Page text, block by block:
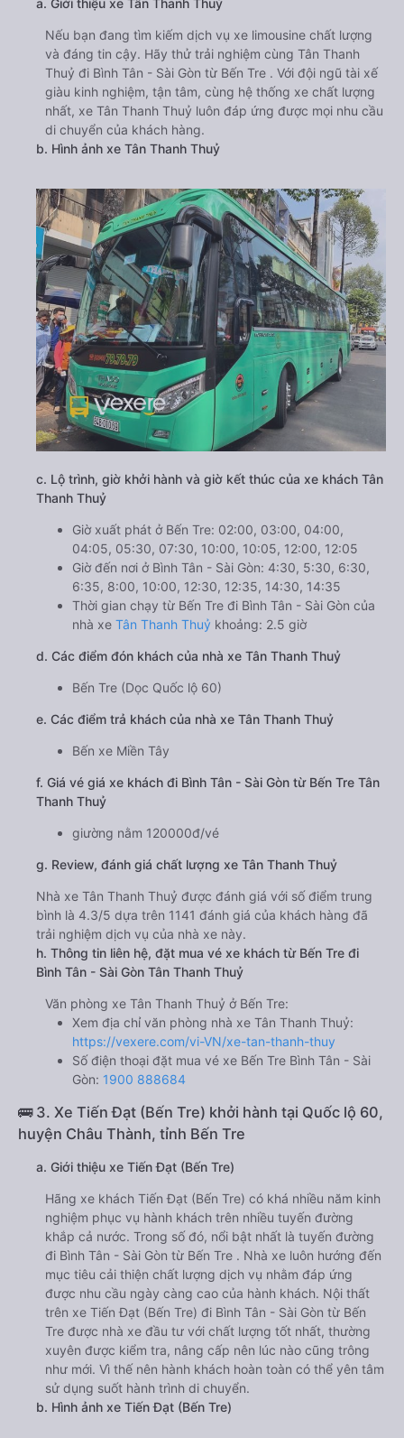
Nếu bạn đang tìm kiếm dịch vụ xe limousine chất lượng
và đáng tin cậy. Hãy thử trải nghiệm cùng Tân Thanh
Thuỷ đi Bình Tân - Sài Gòn từ Bến Tre . Với đội ngũ tài xế
giàu kinh nghiệm, tận tâm, cùng hệ thống xe chất lượng
nhất, xe Tân Thanh Thuỷ luôn đáp ứng được mọi nhu cầu
di chuyển của khách hàng.
b. Hình ảnh xe Tân Thanh Thuỷ
c. Lộ trình, giờ khởi hành và giờ kết thúc của xe khách Tân
Thanh Thuỷ
Giờ xuất phát ở Bến Tre: 02:00, 03:00, 04:00,
04:05, 05:30, 07:30, 10:00, 10:05, 12:00, 12:05
Giờ đến nơi ở Bình Tân - Sài Gòn: 4:30, 5:30, 6:30,
6:35, 8:00, 10:00, 12:30, 12:35, 14:30, 14:35
Thời gian chạy từ Bến Tre đi Bình Tân - Sài Gòn của
nhà xe Tân Thanh Thuỷ khoảng: 2.5 giờ
d. Các điểm đón khách của nhà xe Tân Thanh Thuỷ
Bến Tre (Dọc Quốc lộ 60)
e. Các điểm trả khách của nhà xe Tân Thanh Thuỷ
Bến xe Miền Tây
f. Giá vé giá xe khách đi Bình Tân - Sài Gòn từ Bến Tre Tân
Thanh Thuỷ
giường nằm 120000đ/vé
g. Review, đánh giá chất lượng xe Tân Thanh Thuỷ
Nhà xe Tân Thanh Thuỷ được đánh giá với số điểm trung
bình là 4.3/5 dựa trên 1141 đánh giá của khách hàng đã
trải nghiệm dịch vụ của nhà xe này.
h. Thông tin liên hệ, đặt mua vé xe khách từ Bến Tre đi
Bình Tân - Sài Gòn Tân Thanh Thuỷ
Văn phòng xe Tân Thanh Thuỷ ở Bến Tre:
Xem địa chỉ văn phòng nhà xe Tân Thanh Thuỷ:
https://vexere.com/vi-VN/xe-tan-thanh-thuy
Số điện thoại đặt mua vé xe Bến Tre Bình Tân - Sài
Gòn: 1900 888684
🚌 3. Xe Tiến Đạt (Bến Tre) khởi hành tại Quốc lộ 60,
huyện Châu Thành, tỉnh Bến Tre
a. Giới thiệu xe Tiến Đạt (Bến Tre)
Hãng xe khách Tiến Đạt (Bến Tre) có khá nhiều năm kinh
nghiệm phục vụ hành khách trên nhiều tuyến đường
khắp cả nước. Trong số đó, nổi bật nhất là tuyến đường
đi Bình Tân - Sài Gòn từ Bến Tre . Nhà xe luôn hướng đến
mục tiêu cải thiện chất lượng dịch vụ nhằm đáp ứng
được nhu cầu ngày càng cao của hành khách. Nội thất
trên xe Tiến Đạt (Bến Tre) đi Bình Tân - Sài Gòn từ Bến
Tre được nhà xe đầu tư với chất lượng tốt nhất, thường
xuyên được kiểm tra, nâng cấp nên lúc nào cũng trông
như mới. Vì thế nên hành khách hoàn toàn có thể yên tâm
sử dụng suốt hành trình di chuyển.
b. Hình ảnh xe Tiến Đạt (Bến Tre)